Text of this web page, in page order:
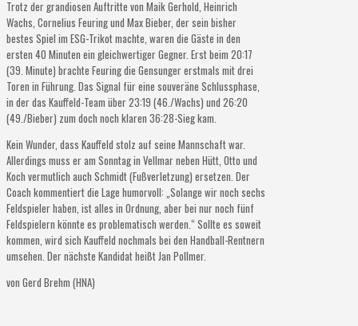
Trotz der grandiosen Auftritte von Maik Gerhold, Heinrich
Wachs, Cornelius Feuring und Max Bieber, der sein bisher
bestes Spiel im ESG-Trikot machte, waren die Gäste in den
ersten 40 Minuten ein gleichwertiger Gegner. Erst beim 20:17
(39. Minute) brachte Feuring die Gensunger erstmals mit drei
Toren in Führung. Das Signal für eine souveräne Schlussphase,
in der das Kauffeld-Team über 23:19 (46./Wachs) und 26:20
(49./Bieber) zum doch noch klaren 36:28-Sieg kam.
Kein Wunder, dass Kauffeld stolz auf seine Mannschaft war.
Allerdings muss er am Sonntag in Vellmar neben Hütt, Otto und
Koch vermutlich auch Schmidt (Fußverletzung) ersetzen. Der
Coach kommentiert die Lage humorvoll: „Solange wir noch sechs
Feldspieler haben, ist alles in Ordnung, aber bei nur noch fünf
Feldspielern könnte es problematisch werden.“ Sollte es soweit
kommen, wird sich Kauffeld nochmals bei den Handball-Rentnern
umsehen. Der nächste Kandidat heißt Jan Pollmer.
von Gerd Brehm (HNA)